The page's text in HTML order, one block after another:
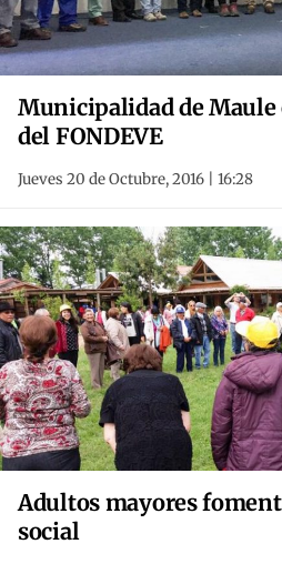
Municipalidad de Maule
del FONDEVE
Jueves 20 de Octubre, 2016 | 16:28
Adultos mayores
social